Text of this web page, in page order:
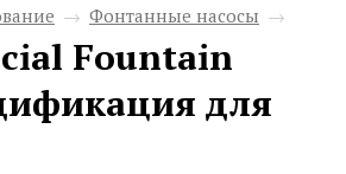
→ Фонтанные насосы →
Fountain
для